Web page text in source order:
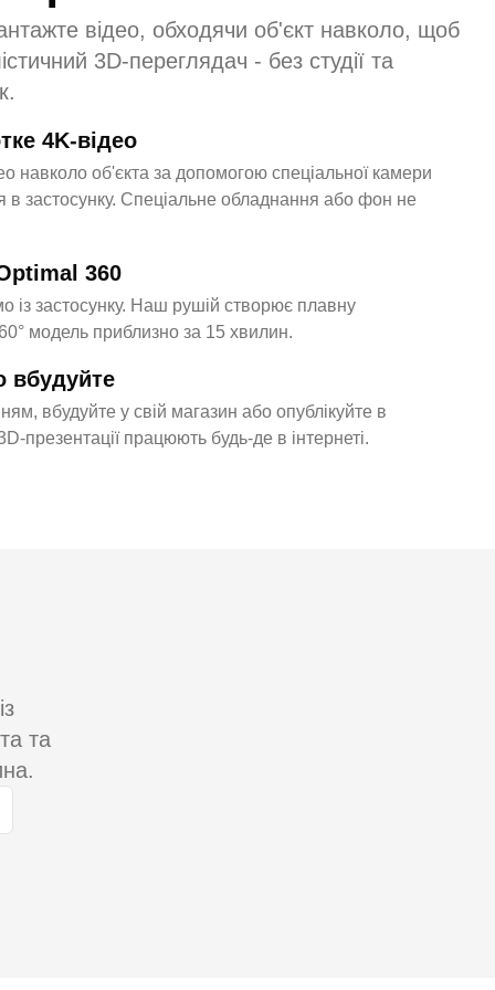
відео, обходячи об'єкт навколо, щоб
3D-переглядач - без студії та
4K-відео
навколо об'єкта за допомогою спеціальної камери
в застосунку. Спеціальне обладнання або фон не
360
із застосунку. Наш рушій створює плавну
модель приблизно за 15 хвилин.
вбудуйте
вбудуйте у свій магазин або опублікуйте в
презентації працюють будь-де в інтернеті.
та